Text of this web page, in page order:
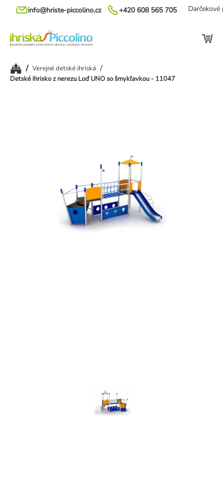
Prejsť
+420 608 565 705
info@hriste-piccolino.cz Darčekové
Domov
/ Verejné detské ihriská /
Detské ihrisko z nerezu Loď UNO so šmykľavkou - 11047